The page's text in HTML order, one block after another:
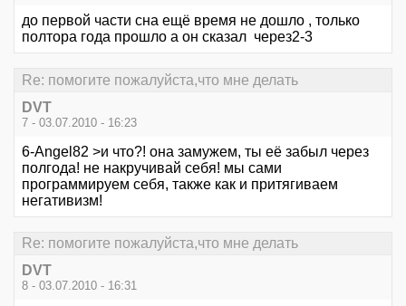
до первой части сна ещё время не дошло , только
полтора года прошло а он сказал через2-3
Re: помогите пожалуйста,что мне делать
DVT
7 - 03.07.2010 - 16:23
6-Angel82 >и что?! она замужем, ты её забыл через
полгода! не накручивай себя! мы сами
программируем себя, также как и притягиваем
негативизм!
Re: помогите пожалуйста,что мне делать
DVT
8 - 03.07.2010 - 16:31